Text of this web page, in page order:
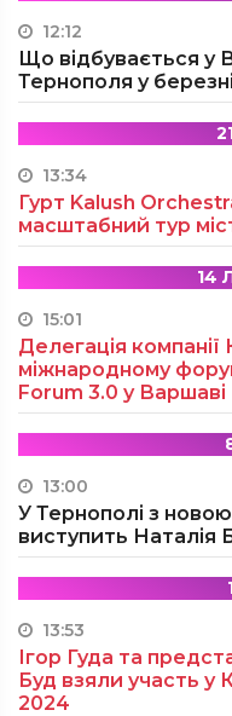
12:12
Що відбувається у
Тернополя у
13:34
Гурт Kalush
масштабний тур
14
15:01
Делегація
міжнародному
Forum 3.0 у Варшаві
13:00
У Тернополі з
виступить Наталія
13:53
Ігор Гуда та
Буд взяли участь у
2024